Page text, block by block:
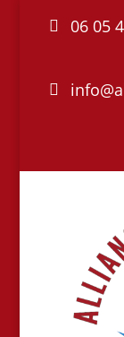
06 05